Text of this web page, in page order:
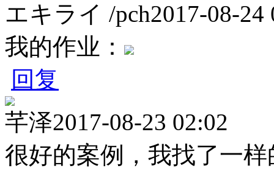
エキライ /pch2017-08-24
我的作业：
回复
芊泽2017-08-23 02:02
很好的案例，我找了一